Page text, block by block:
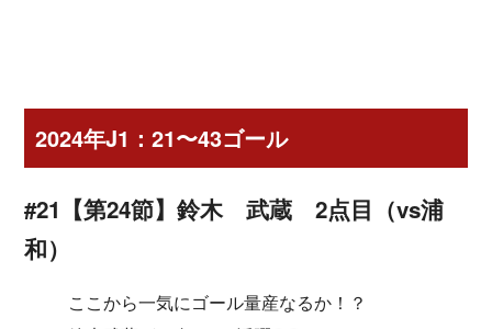
2024年J1：21〜43ゴール
#21【第24節】鈴木 武蔵 2点目（vs浦
和）
ここから一気にゴール量産なるか！？